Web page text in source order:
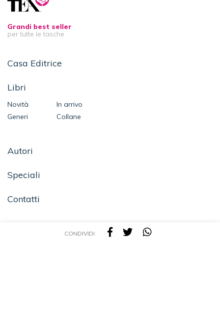
CONDIVIDI
Grandi best seller
per tutte le tasche
Casa Editrice
Libri
Novità
In arrivo
Generi
Collane
Autori
Speciali
Contatti